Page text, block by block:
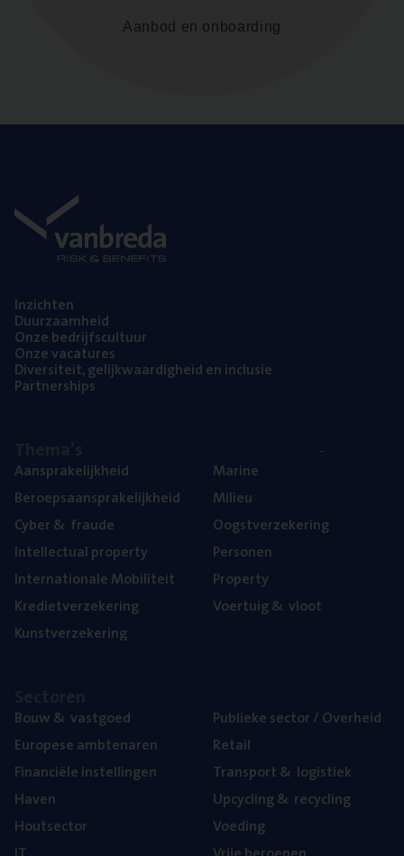
Aanbod en onboarding
Inzich­ten
Duur­zaam­heid
Onze bedrijfs­cul­tuur
Onze vaca­tu­res
Diver­si­teit, gelijk­waar­dig­heid en inclusie
Part­ner­ships
Aan­spra­ke­lijk­heid
Beroeps­aan­spra­ke­lijk­heid
Cyber& fraude
Intel­lec­tu­al property
Inter­na­ti­o­na­le Mobiliteit
Kre­diet­ver­ze­ke­ring
Kunst­ver­ze­ke­ring
Mari­ne
Mili­eu
Oogst­ver­ze­ke­ring
Per­so­nen
Pro­per­ty
Voer­tuig& vloot
Bouw& vastgoed
Euro­pe­se ambtenaren
Finan­ci­ë­le instellingen
Haven
Hout­sec­tor
Publie­ke sec­tor / Overheid
Retail
Trans­port& logistiek
Upcy­cling& recycling
Voe­ding